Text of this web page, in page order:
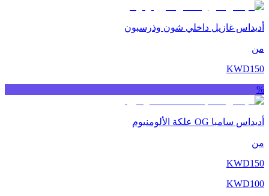
أديداس غازيل داخلي شون وذرسبون
من
KWD150
%
أديداس سامبا OG علكة الألومنيوم
من
KWD150
KWD100